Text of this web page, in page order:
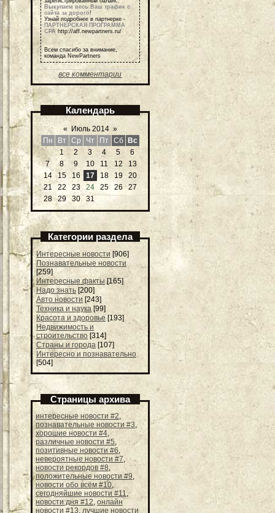
Выкупаем весь Ваш трафик с
сайта за дорого!
Узнай подробнее в партнерке -
ПАРТНЕРСКАЯ ПРОГРАММА
СРА http://aff.newpartners.ru/
Всем спасибо за внимание,
команда NewPartners
все комментарии
Календарь
« Июль 2014 »
Пн
Вт Ср Чт Пт Сб Вс
1
2 3 4 5
6
7
8 9 10 11 12
13
14
15 16 17 18 19
20
21
22 23 24 25 26
27
28
29 30 31
Категории раздела
Интересные новости [906]
Познавательные новости
[259]
Интересные факты [165]
Надо знать [200]
Авто новости [243]
Техника и наука [99]
Красота и здоровье [193]
Недвижимость и
строительство [314]
Страны и города [107]
Интересно и познавательно
[504]
Страницы архива
интересные новости #2,
познавательные новости #3,
хорошие новости #4,
различные новости #5,
позитивные новости #6,
невероятные новости #7,
новости рекордов #8,
положительные новости #9,
новости обо всём #10,
сегодняйшие новости #11,
новости дня #12, онлайн
новости #13, лучшие новости